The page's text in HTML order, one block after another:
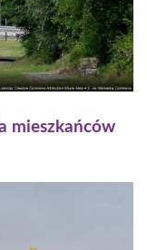
mieszkańców